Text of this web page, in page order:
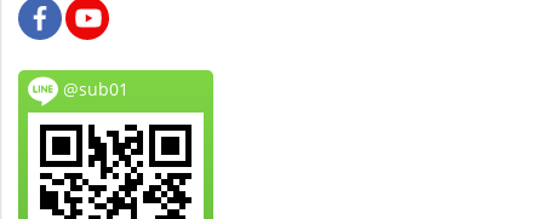
@sub01